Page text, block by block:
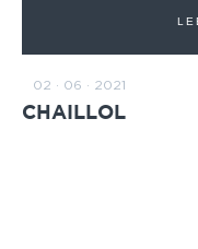
02 · 06 · 2021
CHAILLOL